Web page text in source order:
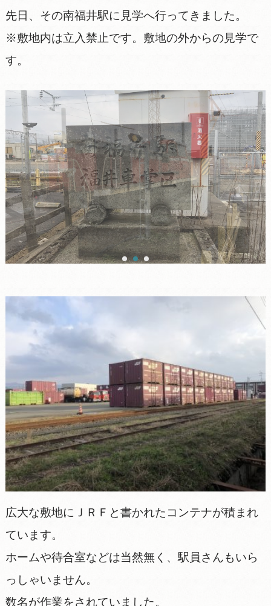
先日、その南福井駅に見学へ行ってきました。
※敷地内は立入禁止です。敷地の外からの見学で
す。
広大な敷地にＪＲＦと書かれたコンテナが積まれ
ています。
ホームや待合室などは当然無く、駅員さんもいら
っしゃいません。
数名が作業をされていました。